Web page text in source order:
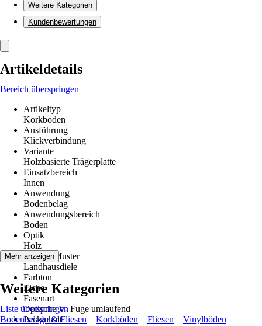
Weitere Kategorien
Kundenbewertungen
Artikeldetails
Bereich überspringen
Artikeltyp
Korkboden
Ausführung
Klickverbindung
Variante
Holzbasierte Trägerplatte
Einsatzbereich
Innen
Anwendung
Bodenbelag
Anwendungsbereich
Boden
Optik
Holz
Dekor / Muster
Landhausdiele
Farbton
Eiche
Fasenart
Optische V- Fuge umlaufend
Packinhalt
Mehr anzeigen
Weitere Kategorien
Liste überspringen
Bodenbeläge & Fliesen
Korkböden Fliesen
Vinylböden